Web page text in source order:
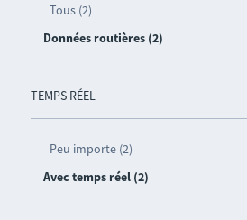
Tous (2)
Données routières (2)
TEMPS RÉEL
Peu importe (2)
Avec temps réel (2)